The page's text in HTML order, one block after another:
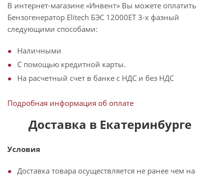
В интернет-магазине «Инвент» Вы можете оплатить
Бензогенератор Elitech БЭС 12000ЕТ 3-х фазный
следующими способами:
Наличными
С помощью кредитной карты.
На расчетный счет в банке с НДС и без НДС
Подробная информация об оплате
Доставка в Екатеринбурге
Условия
Доставка товара осуществляется не ранее чем на